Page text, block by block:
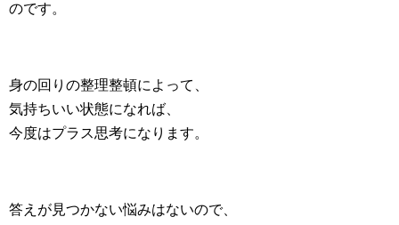
のです。
身の回りの整理整頓によって、
気持ちいい状態になれば、
今度はプラス思考になります。
答えが見つかない悩みはないので、